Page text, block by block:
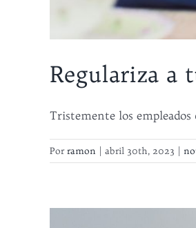
Regulariza a
Tristemente los empleados
Porramon abril 30th, 2023